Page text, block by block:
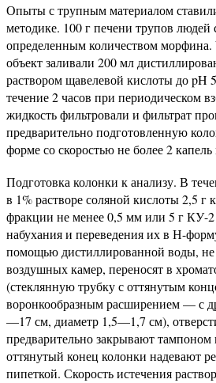
Опыты с трупным материалом
методике. 100 г печени трупов
определенным количеством
объект заливали 200 мл
раствором щавелевой кислоты до pH
течение 2 часов при периодическом
жидкость фильтровали и фильтрат
предварительно подготовленную
форме со скоростью не более 2 капель
Подготовка колонки к анализу. В
в 1% растворе соляной кислоты 2,5 г
фракции не менее 0,5 мм или 5 г КУ-
набухания и переведения их в Н-
помощью дистиллированной воды, не
воздушных камер, переносят в
(стеклянную трубку с оттянутым
воронкообразным расширением — с
—17 см, диаметр 1,5—1,7 см),
предварительно закрывают
оттянутый конец колонки надевают
пипеткой. Скорость истечения